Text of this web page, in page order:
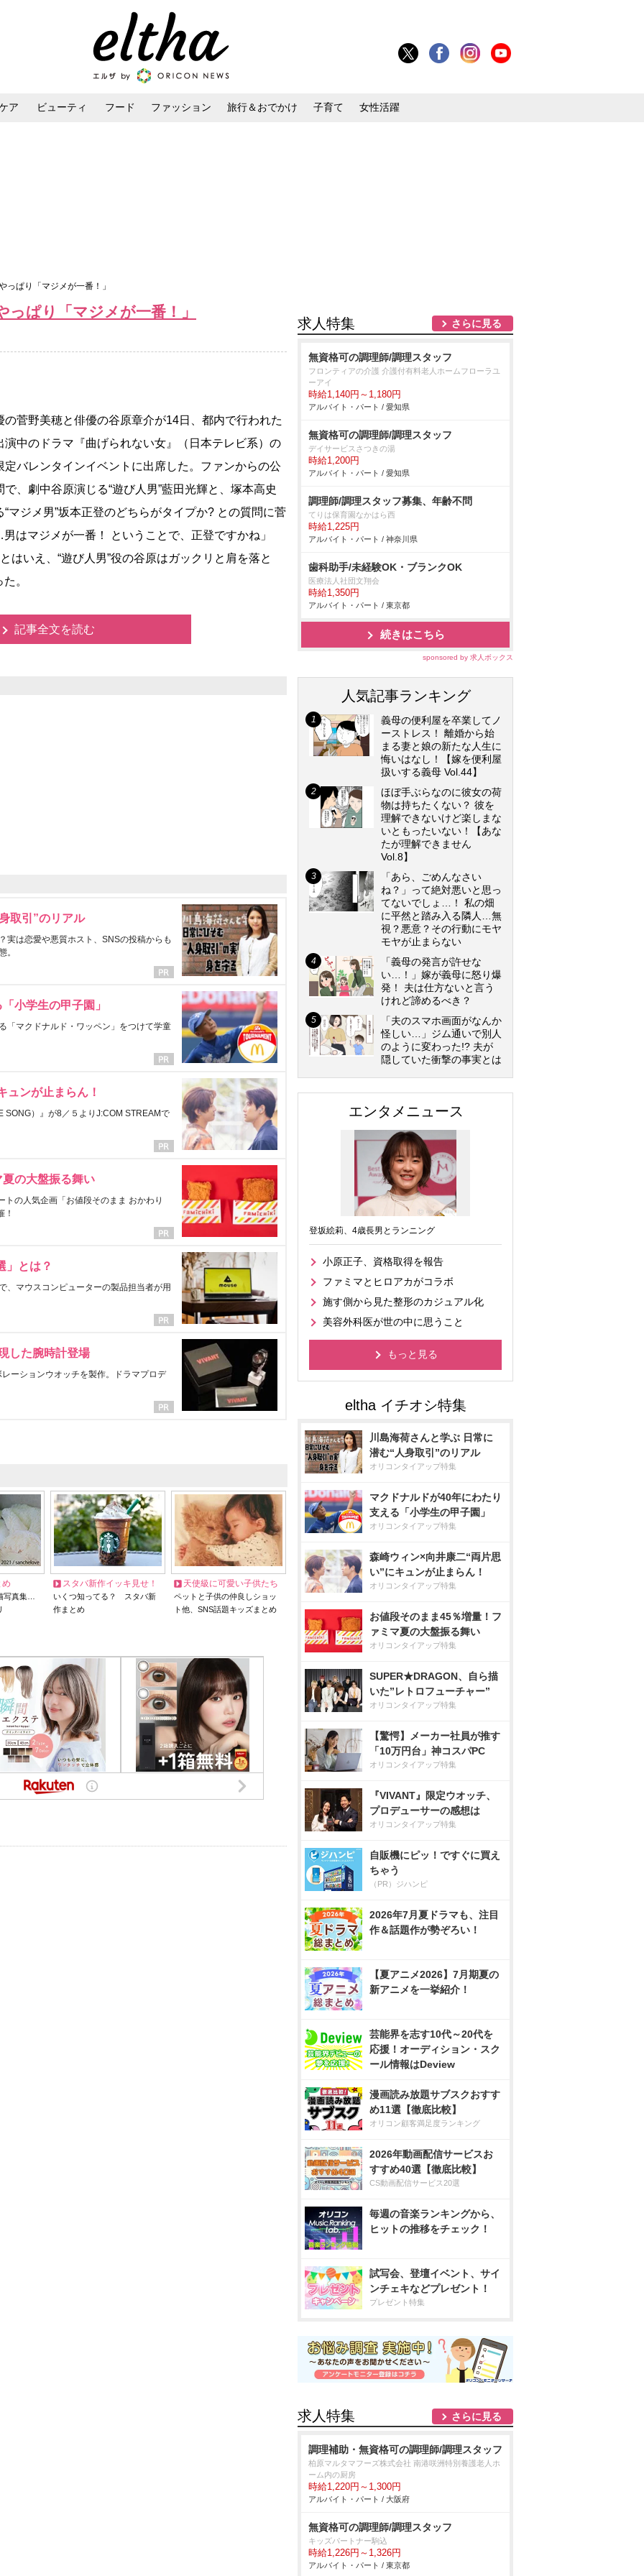
ア ビューティ フード ファッション 旅行＆おでかけ 子育て 女性活躍
っぱり「マジメが一番！」
ぱり「マジメが一番！」
菅野美穂と俳優の谷原章介が14日、都内で行われた
演中のドラマ『曲げられない女』（日本テレビ系）の
定バレンタインイベントに出席した。ファンからの公
で、劇中谷原演じる“遊び人男”藍田光輝と、塚本高史
“マジメ男”坂本正登のどちらがタイプか? との質問に菅
はマジメが一番！ ということで、正登ですかね」
はいえ、“遊び人男”役の谷原はガックリと肩を落と
。
記事全文を読む
取引”のリアル
実は恋愛や悪質ホスト、SNSの投稿からも
。
小学生の甲子園」
「マクドナルド・ワッペン」をつけて学童
ュンが止まらん！
SONG）』が8／５よりJ:COM STREAMで
の大盤振る舞い
の人気企画「お値段そのまま おかわり
！
」とは？
、マウスコンピューターの製品担当者が用
した腕時計登場
ーションウオッチを製作。ドラマプロデ
め
写真集…
スタバ新作イッキ見せ！
いくつ知ってる？ スタバ新
作まとめ
天使級に可愛い子供たち
ペットと子供の仲良しショッ
ト他、SNS話題キッズまとめ
求人特集 さらに見る
無資格可の調理師/調理スタッフ
フロンティアの介護 介護付有料老人ホームフローラユ
ーアイ
時給1,140円～1,180円
アルバイト・パート / 愛知県
無資格可の調理師/調理スタッフ
デイサービスさつきの湯
時給1,200円
アルバイト・パート / 愛知県
調理師/調理スタッフ募集、年齢不問
てりは保育園なかはら西
時給1,225円
アルバイト・パート / 神奈川県
歯科助手/未経験OK・ブランクOK
医療法人社団文翔会
時給1,350円
アルバイト・パート / 東京都
続きはこちら
sponsored by 求人ボックス
人気記事ランキング
義母の便利屋を卒業してノ
ーストレス！ 離婚から始
まる妻と娘の新たな人生に
悔いはなし！【嫁を便利屋
扱いする義母 Vol.44】
ほぼ手ぶらなのに彼女の荷
物は持ちたくない？ 彼を
理解できないけど楽しまな
いともったいない！【あな
たが理解できません
Vol.8】
「あら、ごめんなさい
ね？」って絶対悪いと思っ
てないでしょ…！ 私の畑
に平然と踏み入る隣人…無
視？悪意？その行動にモヤ
モヤが止まらない
「義母の発言が許せな
い…！」嫁が義母に怒り爆
発！ 夫は仕方ないと言う
けれど諦めるべき？
「夫のスマホ画面がなんか
怪しい…」ジム通いで別人
のように変わった!? 夫が
隠していた衝撃の事実とは
エンタメニュース
登坂絵莉、4歳長男とランニング
小原正子、資格取得を報告
ファミマとヒロアカがコラボ
施す側から見た整形のカジュアル化
美容外科医が世の中に思うこと
もっと見る
川島海荷さんと学ぶ 日常に
潜む“人身取引”のリアル
オリコンタイアップ特集
マクドナルドが40年にわたり
支える「小学生の甲子園」
オリコンタイアップ特集
森崎ウィン×向井康二“両片思
い”にキュンが止まらん！
オリコンタイアップ特集
お値段そのまま45％増量！フ
ァミマ夏の大盤振る舞い
オリコンタイアップ特集
SUPER★DRAGON、自ら描
いた”レトロフューチャー”
オリコンタイアップ特集
【驚愕】メーカー社員が推す
「10万円台」神コスパPC
オリコンタイアップ特集
『VIVANT』限定ウオッチ、
プロデューサーの感想は
オリコンタイアップ特集
自販機にピッ！ですぐに買え
ちゃう
（PR）ジハンピ
2026年7月夏ドラマも、注目
作＆話題作が勢ぞろい！
【夏アニメ2026】7月期夏の
新アニメを一挙紹介！
芸能界を志す10代～20代を
応援！オーディション・スク
ール情報はDeview
漫画読み放題サブスクおすす
め11選【徹底比較】
オリコン顧客満足度ランキング
2026年動画配信サービスお
すすめ40選【徹底比較】
CS動画配信サービス20選
毎週の音楽ランキングから、
ヒットの推移をチェック！
試写会、登壇イベント、サイ
ンチェキなどプレゼント！
プレゼント特集
求人特集 さらに見る
調理補助・無資格可の調理師/調理スタッフ
柏原マルタマフーズ株式会社 南港咲洲特別養護老人ホ
ーム内の厨房
時給1,220円～1,300円
アルバイト・パート / 大阪府
無資格可の調理師/調理スタッフ
キッズパートナー駒込
時給1,226円～1,326円
アルバイト・パート / 東京都